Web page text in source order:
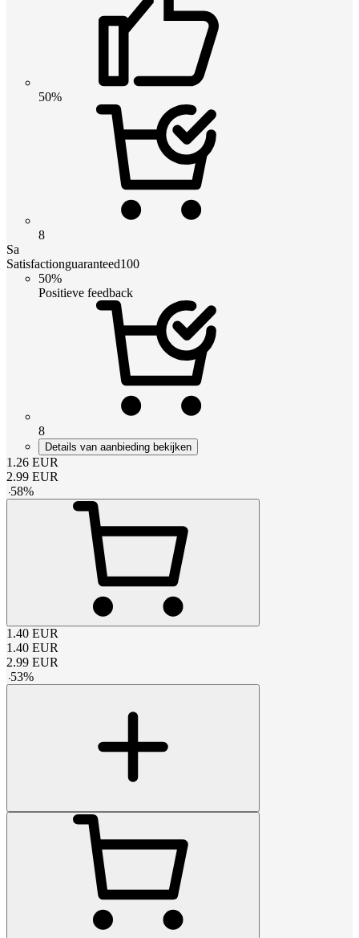
50%
8
Sa
Satisfactionguaranteed100
50%
Positieve feedback
8
Details van aanbieding bekijken
1.26 EUR
2.99 EUR
-58%
1.40 EUR
1.40 EUR
2.99 EUR
-53%